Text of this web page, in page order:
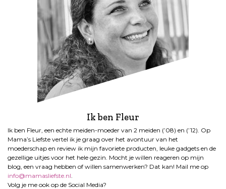
Ik ben Fleur
Ik ben Fleur, een echte meiden-moeder van 2 meiden (’08) en (’12). Op
Mama’s Liefste vertel ik je graag over het avontuur van het
moederschap en review ik mijn favoriete producten, leuke gadgets en de
gezellige uitjes voor het hele gezin. Mocht je willen reageren op mijn
blog, een vraag hebben of willen samenwerken? Dat kan! Mail me op
info@mamasliefste.nl
Volg je me ook op de Social Media?